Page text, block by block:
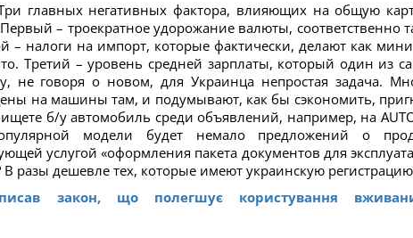
главных негативных фактора, влияющих на общую
– троекратное удорожание валюты, соответственно
налоги на импорт, которые фактически, делают как
Третий – уровень средней зарплаты, который один из
не говоря о новом, для Украинца непростая задача.
на машины там, и подумывают, как бы сэкономить,
б/у автомобиль среди объявлений, например, на
модели будет немало предложений о
услугой «оформления пакета документов для
В разы дешевле тех, которые имеют украинскую
закон, що полегшує користування